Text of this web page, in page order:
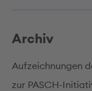
Archiv
Aufzeichnungen
zur PASCH-